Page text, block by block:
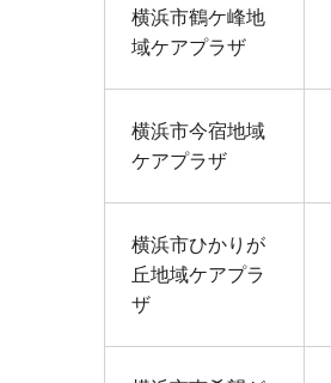
横浜市鶴ケ峰地
域ケアプラザ
横浜市今宿地域
ケアプラザ
横浜市ひかりが
丘地域ケアプラ
ザ